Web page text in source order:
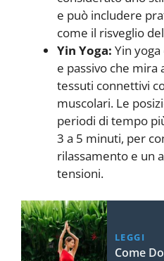
e può includere
come il risveglio
Yin Yoga: Yin
e passivo che mira
tessuti connettivi
muscolari. Le
periodi di tempo
3 a 5 minuti, per
rilassamento e un
tensioni.
LEGGI
Come